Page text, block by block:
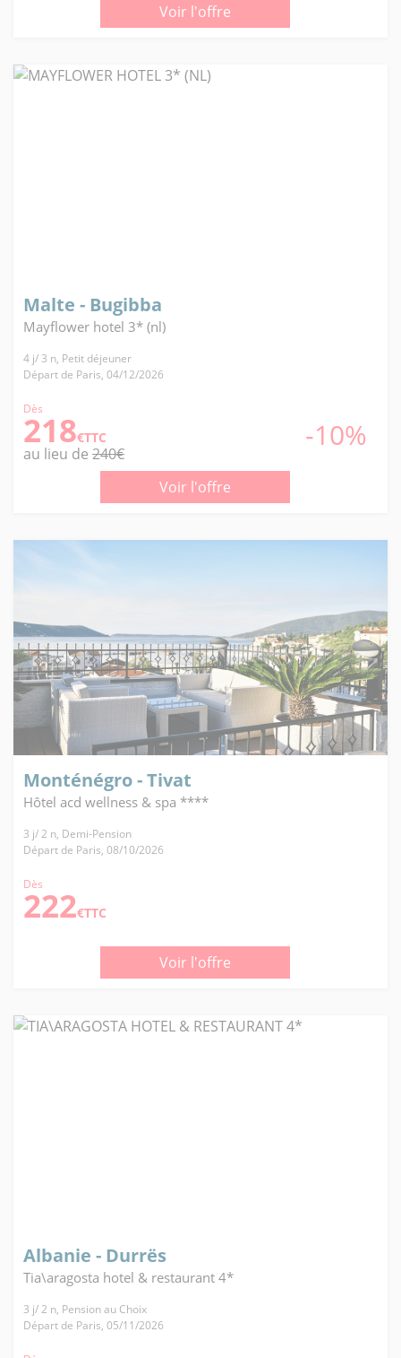
Voir l'offre
Malte - Bugibba
Mayflower hotel 3* (nl)
4 j/ 3 n, Petit déjeuner
Départ de Paris, 04/12/2026
Dès
218€TTC -10%
au lieu de 240€
Voir l'offre
Monténégro - Tivat
Hôtel acd wellness & spa ****
3 j/ 2 n, Demi-Pension
Départ de Paris, 08/10/2026
Dès
222€TTC
Voir l'offre
Albanie - Durrës
Tia\aragosta hotel & restaurant 4*
3 j/ 2 n, Pension au Choix
Départ de Paris, 05/11/2026